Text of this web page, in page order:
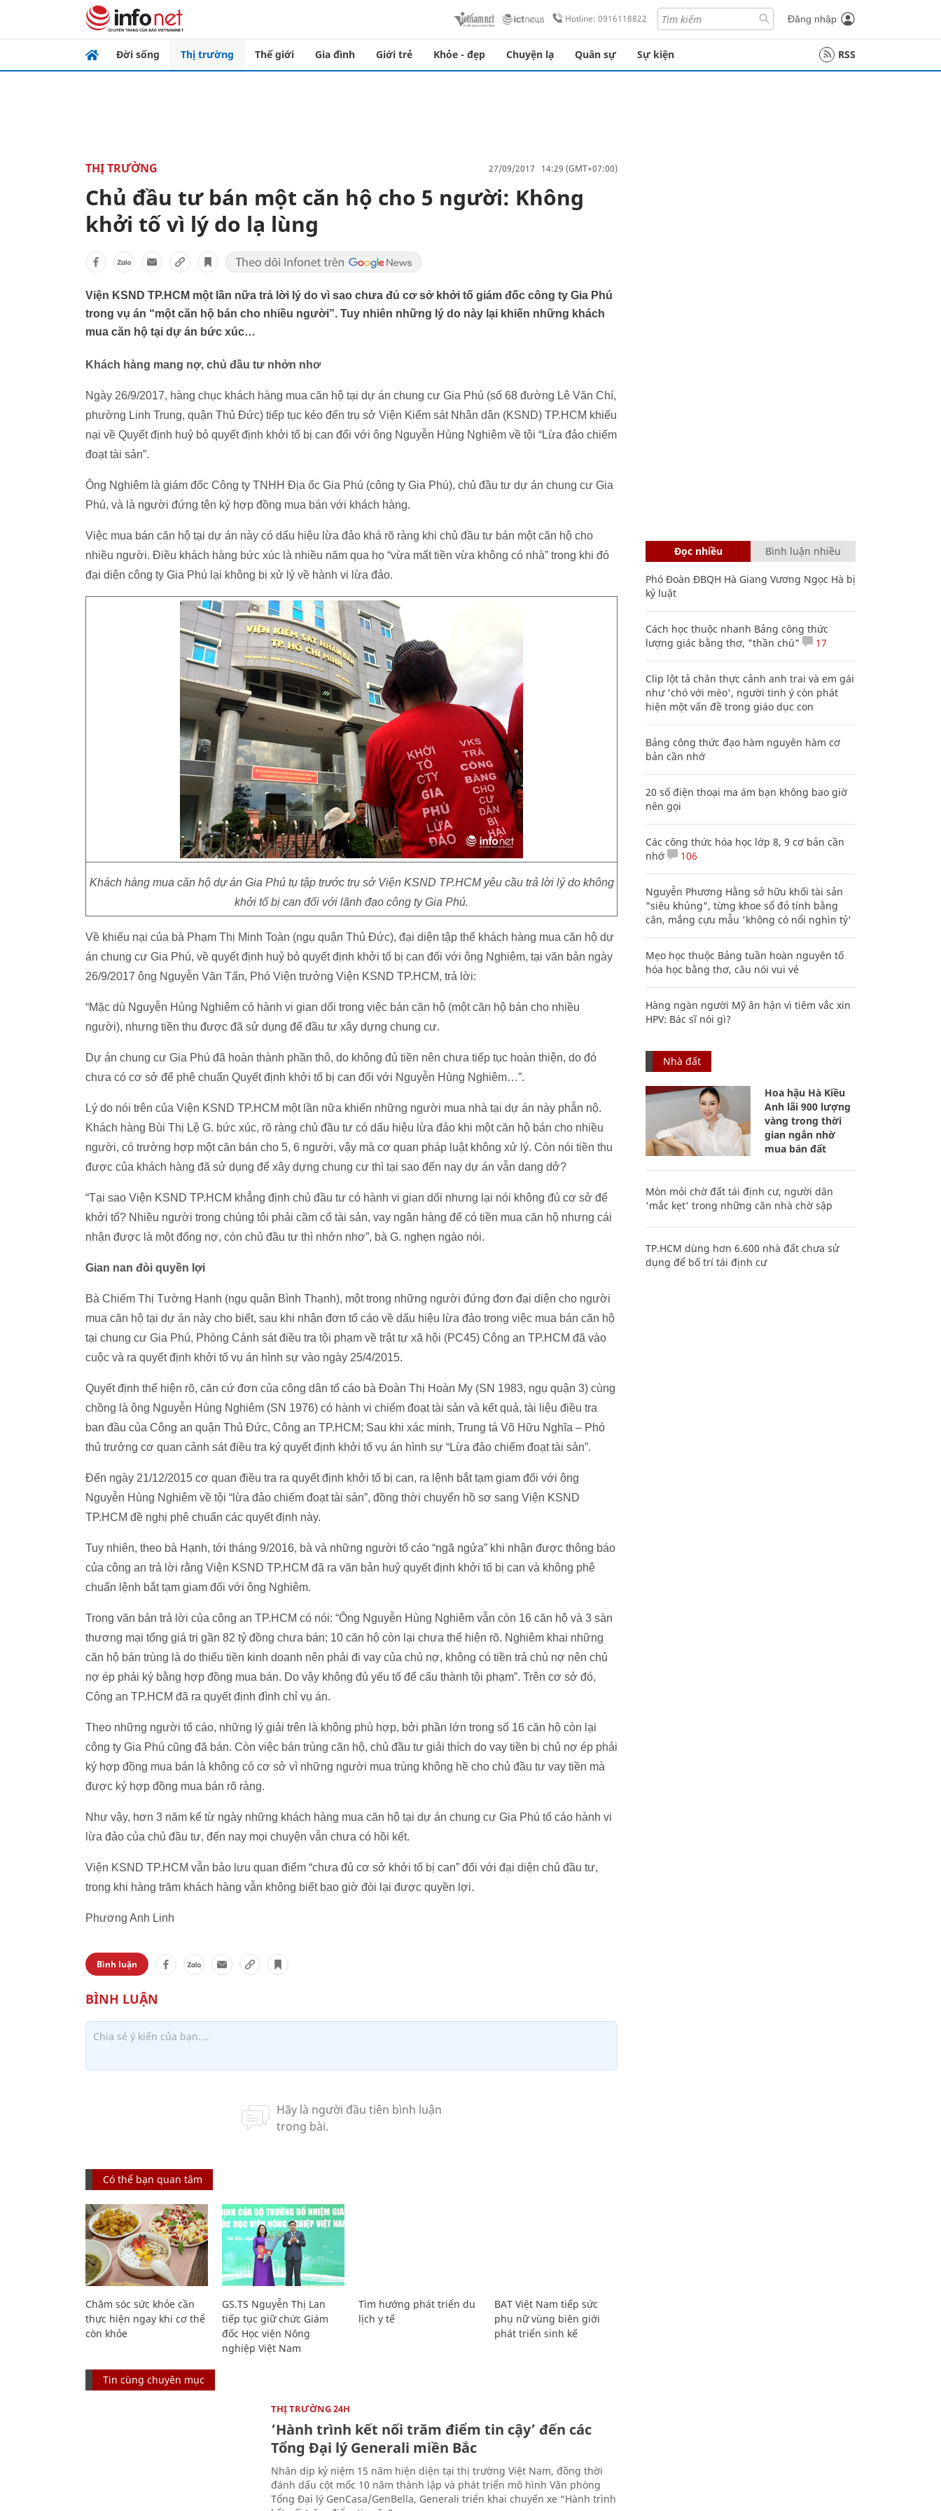
Hotline: 0916118822 Đăng nhập
Đời sống Thị trường Thế giới Gia đình Giới trẻ Khỏe - đẹp Chuyện lạ Quân sự Sự kiện RSS
THỊ TRƯỜNG 27/09/2017 14:29 (GMT+07:00)
Chủ đầu tư bán một căn hộ cho 5 người: Không
khởi tố vì lý do lạ lùng
Viện KSND TP.HCM một lần nữa trả lời lý do vì sao chưa đủ cơ sở khởi tố giám đốc công ty Gia Phú
trong vụ án “một căn hộ bán cho nhiều người”. Tuy nhiên những lý do này lại khiến những khách
mua căn hộ tại dự án bức xúc…
Khách hàng mang nợ, chủ đầu tư nhởn nhơ
Ngày 26/9/2017, hàng chục khách hàng mua căn hộ tại dự án chung cư Gia Phú (số 68 đường Lê Văn Chí,
phường Linh Trung, quận Thủ Đức) tiếp tục kéo đến trụ sở Viện Kiểm sát Nhân dân (KSND) TP.HCM khiếu
nại về Quyết định huỷ bỏ quyết định khởi tố bị can đối với ông Nguyễn Hùng Nghiêm về tội “Lừa đảo chiếm
đoạt tài sản”.
Ông Nghiêm là giám đốc Công ty TNHH Địa ốc Gia Phú (công ty Gia Phú), chủ đầu tư dự án chung cư Gia
Phú, và là người đứng tên ký hợp đồng mua bán với khách hàng.
Việc mua bán căn hộ tại dự án này có dấu hiệu lừa đảo khá rõ ràng khi chủ đầu tư bán một căn hộ cho
nhiều người. Điều khách hàng bức xúc là nhiều năm qua họ “vừa mất tiền vừa không có nhà” trong khi đó
đại diện công ty Gia Phú lại không bị xử lý về hành vi lừa đảo.
Khách hàng mua căn hộ dự án Gia Phú tụ tập trước trụ sở Viện KSND TP.HCM yêu cầu trả lời lý do không
khởi tố bị can đối với lãnh đạo công ty Gia Phú.
Về khiếu nại của bà Phạm Thị Minh Toàn (ngụ quận Thủ Đức), đại diện tập thể khách hàng mua căn hộ dự
án chung cư Gia Phú, về quyết định huỷ bỏ quyết định khởi tố bị can đối với ông Nghiêm, tại văn bản ngày
26/9/2017 ông Nguyễn Văn Tấn, Phó Viện trưởng Viện KSND TP.HCM, trả lời:
“Mặc dù Nguyễn Hùng Nghiêm có hành vi gian dối trong việc bán căn hộ (một căn hộ bán cho nhiều
người), nhưng tiền thu được đã sử dụng để đầu tư xây dựng chung cư.
Dự án chung cư Gia Phú đã hoàn thành phần thô, do không đủ tiền nên chưa tiếp tục hoàn thiện, do đó
chưa có cơ sở để phê chuẩn Quyết định khởi tố bị can đối với Nguyễn Hùng Nghiêm…”.
Lý do nói trên của Viện KSND TP.HCM một lần nữa khiến những người mua nhà tại dự án này phẫn nộ.
Khách hàng Bùi Thị Lệ G. bức xúc, rõ ràng chủ đầu tư có dấu hiệu lừa đảo khi một căn hộ bán cho nhiều
người, có trường hợp một căn bán cho 5, 6 người, vậy mà cơ quan pháp luật không xử lý. Còn nói tiền thu
được của khách hàng đã sử dụng để xây dựng chung cư thì tại sao đến nay dự án vẫn dang dở?
“Tại sao Viện KSND TP.HCM khẳng định chủ đầu tư có hành vi gian dối nhưng lại nói không đủ cơ sở để
khởi tố? Nhiều người trong chúng tôi phải cầm cố tài sản, vay ngân hàng để có tiền mua căn hộ nhưng cái
nhận được là một đống nợ, còn chủ đầu tư thì nhởn nhơ”, bà G. nghẹn ngào nói.
Gian nan đòi quyền lợi
Bà Chiếm Thị Tường Hạnh (ngụ quận Bình Thạnh), một trong những người đứng đơn đại diện cho người
mua căn hộ tại dự án này cho biết, sau khi nhận đơn tố cáo về dấu hiệu lừa đảo trong việc mua bán căn hộ
tại chung cư Gia Phú, Phòng Cảnh sát điều tra tội phạm về trật tự xã hội (PC45) Công an TP.HCM đã vào
cuộc và ra quyết định khởi tố vụ án hình sự vào ngày 25/4/2015.
Quyết định thể hiện rõ, căn cứ đơn của công dân tố cáo bà Đoàn Thị Hoàn My (SN 1983, ngụ quận 3) cùng
chồng là ông Nguyễn Hùng Nghiêm (SN 1976) có hành vi chiếm đoạt tài sản và kết quả, tài liệu điều tra
ban đầu của Công an quận Thủ Đức, Công an TP.HCM; Sau khi xác minh, Trung tá Võ Hữu Nghĩa – Phó
thủ trưởng cơ quan cảnh sát điều tra ký quyết định khởi tố vụ án hình sự “Lừa đảo chiếm đoạt tài sản”.
Đến ngày 21/12/2015 cơ quan điều tra ra quyết định khởi tố bị can, ra lệnh bắt tạm giam đối với ông
Nguyễn Hùng Nghiêm về tội “lừa đảo chiếm đoạt tài sản”, đồng thời chuyển hồ sơ sang Viện KSND
TP.HCM đề nghị phê chuẩn các quyết định này.
Tuy nhiên, theo bà Hạnh, tới tháng 9/2016, bà và những người tố cáo “ngã ngửa” khi nhận được thông báo
của công an trả lời rằng Viện KSND TP.HCM đã ra văn bản huỷ quyết định khởi tố bị can và không phê
chuẩn lệnh bắt tạm giam đối với ông Nghiêm.
Trong văn bản trả lời của công an TP.HCM có nói: “Ông Nguyễn Hùng Nghiêm vẫn còn 16 căn hộ và 3 sàn
thương mại tổng giá trị gần 82 tỷ đồng chưa bán; 10 căn hộ còn lại chưa thể hiện rõ. Nghiêm khai những
căn hộ bán trùng là do thiếu tiền kinh doanh nên phải đi vay của chủ nợ, không có tiền trả chủ nợ nên chủ
nợ ép phải ký bằng hợp đồng mua bán. Do vậy không đủ yếu tố để cấu thành tội phạm”. Trên cơ sở đó,
Công an TP.HCM đã ra quyết định đình chỉ vụ án.
Theo những người tố cáo, những lý giải trên là không phù hợp, bởi phần lớn trong số 16 căn hộ còn lại
công ty Gia Phú cũng đã bán. Còn việc bán trùng căn hộ, chủ đầu tư giải thích do vay tiền bị chủ nợ ép phải
ký hợp đồng mua bán là không có cơ sở vì những người mua trùng không hề cho chủ đầu tư vay tiền mà
được ký hợp đồng mua bán rõ ràng.
Như vậy, hơn 3 năm kể từ ngày những khách hàng mua căn hộ tại dự án chung cư Gia Phú tố cáo hành vi
lừa đảo của chủ đầu tư, đến nay mọi chuyện vẫn chưa có hồi kết.
Viện KSND TP.HCM vẫn bảo lưu quan điểm “chưa đủ cơ sở khởi tố bị can” đối với đại diện chủ đầu tư,
trong khi hàng trăm khách hàng vẫn không biết bao giờ đòi lại được quyền lợi.
Phương Anh Linh
Bình luận
Có thể bạn quan tâm
Chăm sóc sức khỏe cần
thực hiện ngay khi cơ thể
còn khỏe
GS.TS Nguyễn Thị Lan
tiếp tục giữ chức Giám
đốc Học viện Nông
nghiệp Việt Nam
Tìm hướng phát triển du
lịch y tế
BAT Việt Nam tiếp sức
phụ nữ vùng biên giới
phát triển sinh kế
Tin cùng chuyên mục
THỊ TRƯỜNG 24H
‘Hành trình kết nối trăm điểm tin cậy’ đến các
Tổng Đại lý Generali miền Bắc
Nhân dịp kỷ niệm 15 năm hiện diện tại thị trường Việt Nam, đồng thời
đánh dấu cột mốc 10 năm thành lập và phát triển mô hình Văn phòng
Tổng Đại lý GenCasa/GenBella, Generali triển khai chuyến xe “Hành trình
Đọc nhiều Bình luận nhiều
Phó Đoàn ĐBQH Hà Giang Vương Ngọc Hà bị
kỷ luật
Cách học thuộc nhanh Bảng công thức
lượng giác bằng thơ, "thần chú"
17
Clip lột tả chân thực cảnh anh trai và em gái
như 'chó với mèo', người tinh ý còn phát
hiện một vấn đề trong giáo dục con
Bảng công thức đạo hàm nguyên hàm cơ
bản cần nhớ
20 số điện thoại ma ám bạn không bao giờ
nên gọi
Các công thức hóa học lớp 8, 9 cơ bản cần
nhớ
106
Nguyễn Phương Hằng sở hữu khối tài sản
"siêu khủng", từng khoe sổ đỏ tính bằng
cân, mắng cựu mẫu 'không có nổi nghìn tỷ'
Mẹo học thuộc Bảng tuần hoàn nguyên tố
hóa học bằng thơ, câu nói vui vẻ
Hàng ngàn người Mỹ ân hận vì tiêm vắc xin
HPV: Bác sĩ nói gì?
Nhà đất
Hoa hậu Hà Kiều
Anh lãi 900 lượng
vàng trong thời
gian ngắn nhờ
mua bán đất
Mòn mỏi chờ đất tái định cư, người dân
'mắc kẹt' trong những căn nhà chờ sập
TP.HCM dùng hơn 6.600 nhà đất chưa sử
dụng để bố trí tái định cư